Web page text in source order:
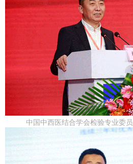
中国中西医结合学会检验专业委